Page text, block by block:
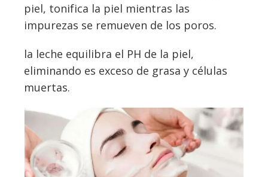
piel, tonifica la piel mientras las
impurezas se remueven de los poros.
la leche equilibra el PH de la piel,
eliminando es exceso de grasa y células
muertas.